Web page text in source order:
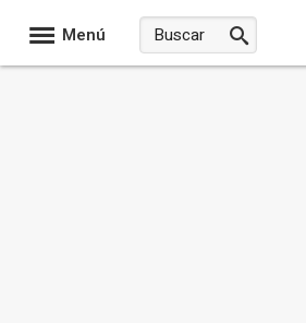
Menú